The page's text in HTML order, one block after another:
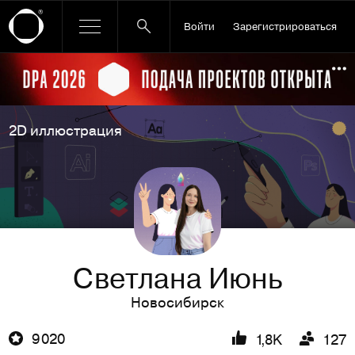
Войти Зарегистрироваться
Ссылка баннера
2D иллюстрация
Светлана Июнь
Новосибирск
9 020
1,8K 127